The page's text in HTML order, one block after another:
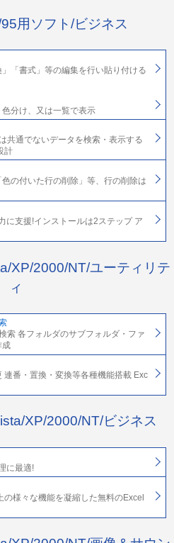
用ソフト/ビジネス
「書式」等の編集を行い貼り付ける
分け、又は一覧で表示
共通でないデータを検索・表示する
計
の付いた行の削除」等、行の削除は
に支援!インストールは2ステップ ア
XP/2000/NT/ユーティリテ
ィ
索 各フォルダのサブフォルダ・ファ
成
連番・置換・変換等各種機能搭載 Exc
XP/2000/NT/ビジネス
に最適!
様々な機能を凝縮した無料のExcel